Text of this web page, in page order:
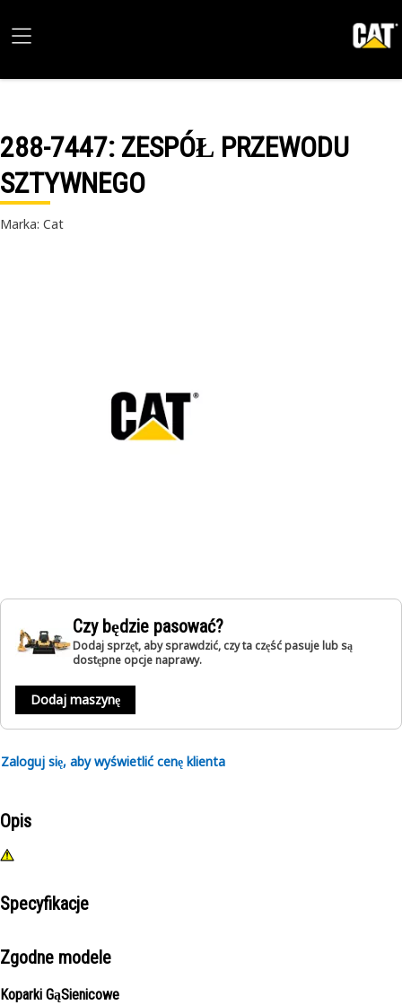
288-7447: ZESPÓŁ PRZEWODU
SZTYWNEGO
Marka: Cat
Czy będzie pasować?
Dodaj sprzęt, aby sprawdzić, czy ta część pasuje lub są
dostępne opcje naprawy.
Dodaj maszynę
Zaloguj się, aby wyświetlić cenę klienta
Opis
Specyfikacje
Zgodne modele
Koparki GąSienicowe